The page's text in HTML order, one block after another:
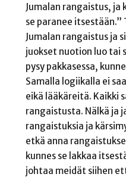
Jumalan rangaistus, ja
se paranee itsestään.”
Jumalan rangaistus ja
juokset nuotion luo tai
pysy pakkasessa,
Samalla logiikalla ei
eikä lääkäreitä. Kaikki
rangaistusta. Nälkä ja
rangaistuksia ja
etkä anna
kunnes se lakkaa
johtaa meidät siihen